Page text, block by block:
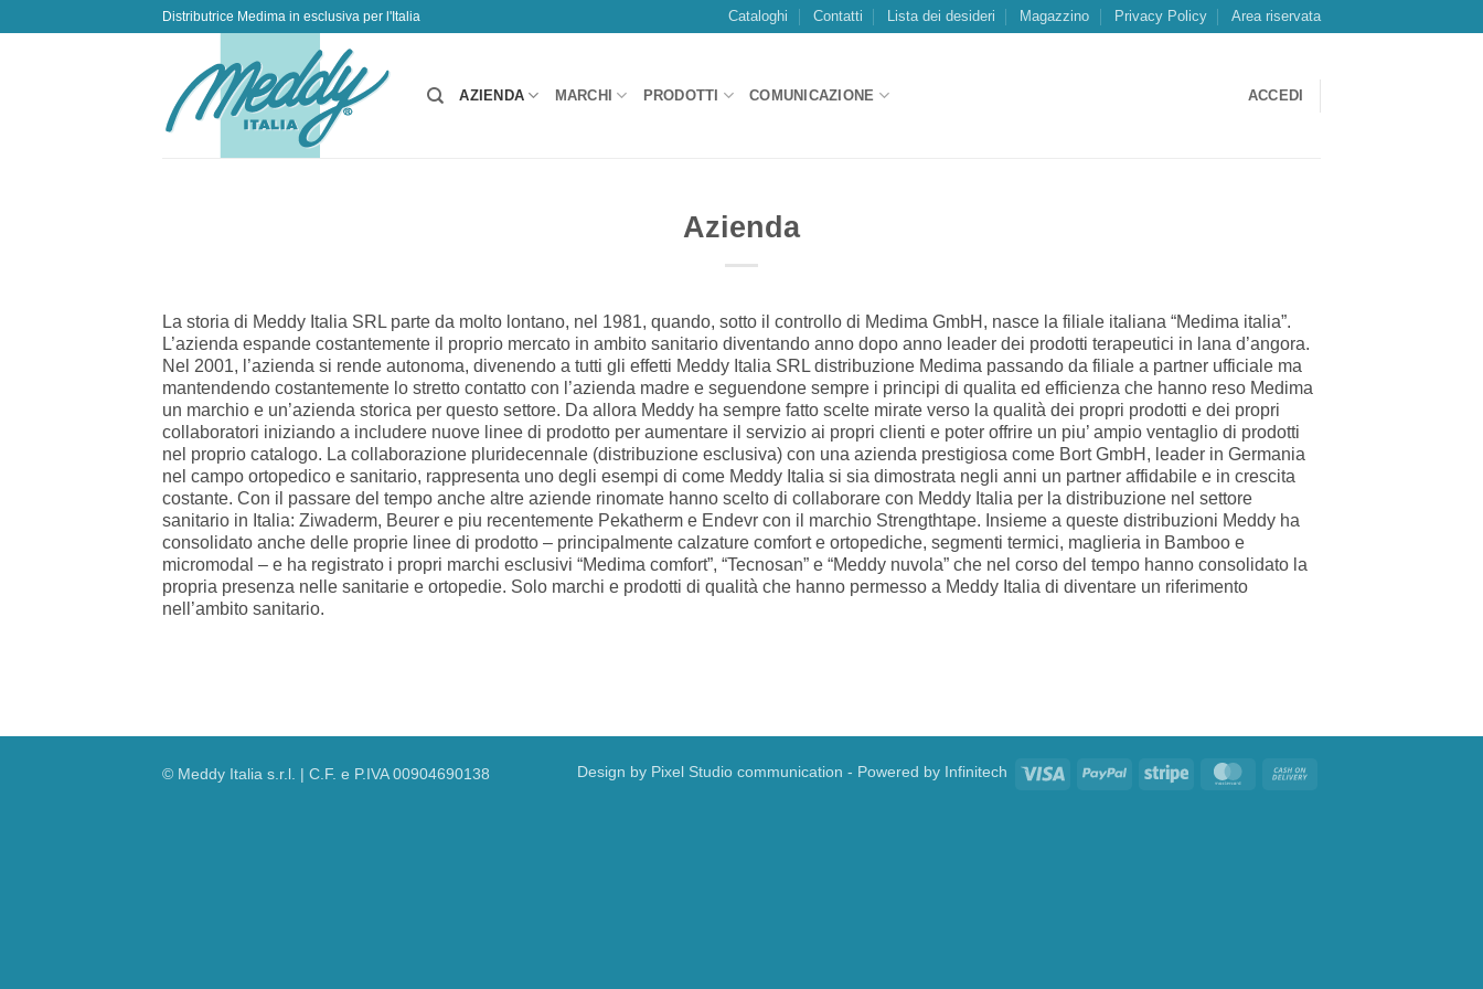
ai
Distributrice Medima in esclusiva per l'Italia Cataloghi Contatti Lista dei desideri Magazzino Privacy Policy Area riservata
AZIENDA MARCHI PRODOTTI COMUNICAZIONE ACCEDI
Azienda
La storia di Meddy Italia SRL parte da molto lontano, nel 1981, quando, sotto il controllo di Medima GmbH, nasce la filiale italiana “Medima italia”.
L’azienda espande costantemente il proprio mercato in ambito sanitario diventando anno dopo anno leader dei prodotti terapeutici in lana d’angora.
Nel 2001, l’azienda si rende autonoma, divenendo a tutti gli effetti Meddy Italia SRL distribuzione Medima passando da filiale a partner ufficiale ma
mantendendo costantemente lo stretto contatto con l’azienda madre e seguendone sempre i principi di qualita ed efficienza che hanno reso Medima
un marchio e un’azienda storica per questo settore. Da allora Meddy ha sempre fatto scelte mirate verso la qualità dei propri prodotti e dei propri
collaboratori iniziando a includere nuove linee di prodotto per aumentare il servizio ai propri clienti e poter offrire un piu’ ampio ventaglio di prodotti
nel proprio catalogo. La collaborazione pluridecennale (distribuzione esclusiva) con una azienda prestigiosa come Bort GmbH, leader in Germania
nel campo ortopedico e sanitario, rappresenta uno degli esempi di come Meddy Italia si sia dimostrata negli anni un partner affidabile e in crescita
costante. Con il passare del tempo anche altre aziende rinomate hanno scelto di collaborare con Meddy Italia per la distribuzione nel settore
sanitario in Italia: Ziwaderm, Beurer e piu recentemente Pekatherm e Endevr con il marchio Strengthtape. Insieme a queste distribuzioni Meddy ha
consolidato anche delle proprie linee di prodotto – principalmente calzature comfort e ortopediche, segmenti termici, maglieria in Bamboo e
micromodal – e ha registrato i propri marchi esclusivi “Medima comfort”, “Tecnosan” e “Meddy nuvola” che nel corso del tempo hanno consolidato la
propria presenza nelle sanitarie e ortopedie. Solo marchi e prodotti di qualità che hanno permesso a Meddy Italia di diventare un riferimento
nell’ambito sanitario.
Design by Pixel Studio communication - Powered by Infinitech Visa PayPal Stripe MasterCard
© Meddy Italia s.r.l. | C.F. e P.IVA 00904690138